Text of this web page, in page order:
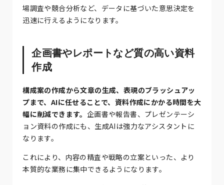
場調査や競合分析など、データに基づいた意思決定を
迅速に行えるようになります。
企画書やレポートなど質の高い資料
作成
構成案の作成から文章の生成、表現のブラッシュアッ
プまで、AIに任せることで、資料作成にかかる時間を大
幅に削減できます。 企画書や報告書、プレゼンテーシ
ョン資料の作成にも、生成AIは強力なアシスタントに
なります。
これにより、内容の精査や戦略の立案といった、より
本質的な業務に集中できるようになります。